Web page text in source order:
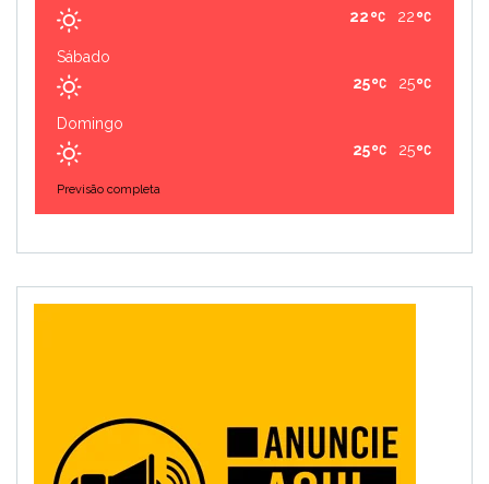
22
22
Sábado
25
25
Domingo
25
25
Previsão completa